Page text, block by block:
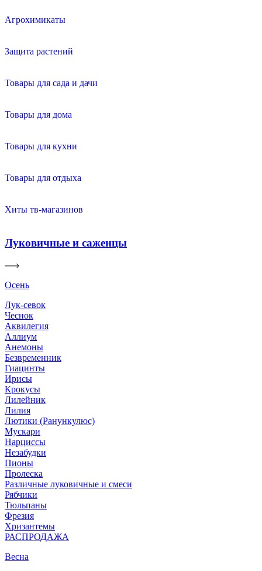
Агрохимикаты
Защита растений
Товары для сада и дачи
Товары для дома
Товары для кухни
Товары для отдыха
Хиты тв-магазинов
Луковичные и саженцы
Осень
Лук-севок
Чеснок
Аквилегия
Аллиум
Анемоны
Безвременник
Гиацинты
Ирисы
Крокусы
Лилейник
Лилия
Лютики (Ранункулюс)
Мускари
Нарцисcы
Незабудки
Пионы
Пролеска
Различные луковичные и смеси
Рябчики
Тюльпаны
Фрезия
Хризантемы
РАСПРОДАЖА
Весна